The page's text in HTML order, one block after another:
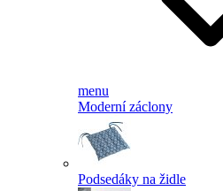
menu
Moderní záclony
Podsedáky na židle